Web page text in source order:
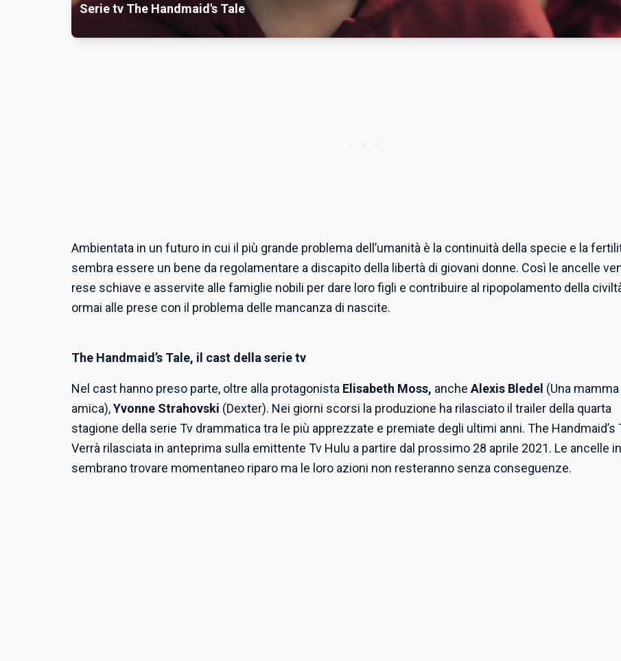
Serie tv The Handmaid's Tale
Ambientata in un futuro in cui il più grande problema dell’umanità è la continuità della specie e la
sembra essere un bene da regolamentare a discapito della libertà di giovani donne. Così le ancelle
rese schiave e asservite alle famiglie nobili per dare loro figli e contribuire al ripopolamento della
ormai alle prese con il problema delle mancanza di nascite.
The Handmaid’s Tale, il cast della serie tv
Nel cast hanno preso parte, oltre alla protagonista Elisabeth Moss, anche Alexis Bledel (Una
amica),Yvonne Strahovski (Dexter). Nei giorni scorsi la produzione ha rilasciato il trailer della quarta
stagione della serie Tv drammatica tra le più apprezzate e premiate degli ultimi anni. The Handmaid’s
Verrà rilasciata in anteprima sulla emittente Tv Hulu a partire dal prossimo 28 aprile 2021. Le ancelle
sembrano trovare momentaneo riparo ma le loro azioni non resteranno senza conseguenze.